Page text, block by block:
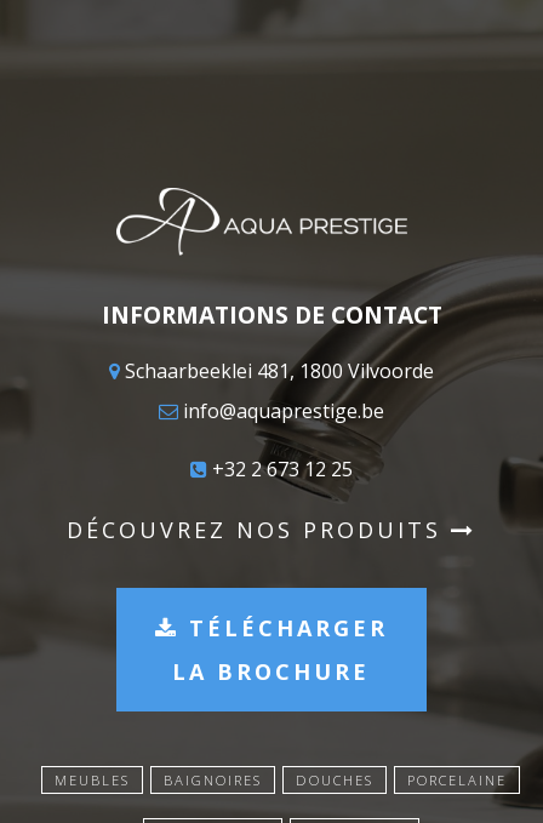
INFORMATIONS DE CONTACT
Schaarbeeklei 481, 1800 Vilvoorde
info@aquaprestige.be
+32 2 673 12 25
DÉCOUVREZ NOS PRODUITS
TÉLÉCHARGER
LA BROCHURE
MEUBLES BAIGNOIRES DOUCHES PORCELAINE